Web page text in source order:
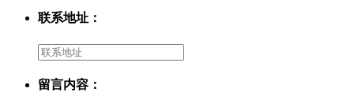
联系地址：
留言内容：